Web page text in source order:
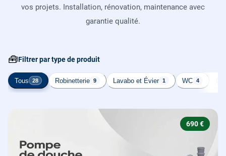
vos projets. Installation, rénovation, maintenance avec
garantie qualité.
🧰Filtrer par type de produit
Tous 28 Robinetterie 9 Lavabo et Évier 1 WC 4
690 €